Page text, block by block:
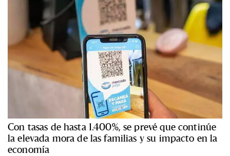
Con tasas de hasta 1.400%, se prevé que continúe
la elevada mora de las familias y su impacto en la
economía